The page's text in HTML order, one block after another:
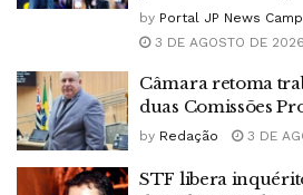
by Portal JP News
3 DE AGOSTO DE 2026
Câmara retoma
duas Comissões
by Redação 3 DE
STF libera